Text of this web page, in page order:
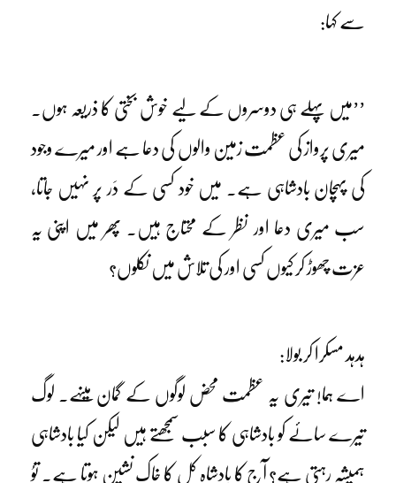
سے کہا:
’’میں پہلے ہی دوسروں کے لیے خوش بختی کا ذریعہ ہوں۔
میری پرواز کی عظمت زمین والوں کی دعا ہے اور میرے وجود
کی پہچان بادشاہی ہے۔ میں خود کسی کے دَر پر نہیں جاتا،
سب میری دعا اور نظر کے محتاج ہیں۔ پھر میں اپنی یہ
عزت چھوڑ کر کیوں کسی اور کی تلاش میں نکلوں؟
ہدہد مسکرا کر بولا:
اے ہما! تیری یہ عظمت محض لوگوں کے گمان میںہے۔ لوگ
تیرے سائے کو بادشاہی کا سبب سمجھتے ہیں لیکن کیا بادشاہی
ہمیشہ رہتی ہے؟ آج کا بادشاہ کل کا خاک نشین ہوتا ہے۔ توُ